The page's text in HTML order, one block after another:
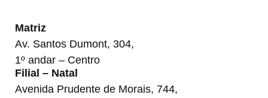
Matriz
Av. Santos Dumont, 304,
1º andar – Centro
Filial – Natal
Avenida Prudente de Morais, 744,